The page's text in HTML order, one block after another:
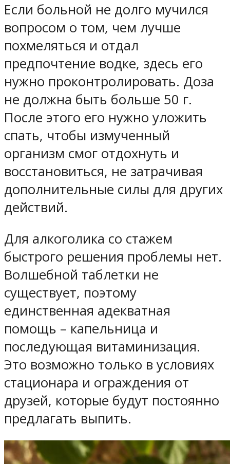
Если больной не долго мучился
вопросом о том, чем лучше
похмеляться и отдал
предпочтение водке, здесь его
нужно проконтролировать. Доза
не должна быть больше 50 г.
После этого его нужно уложить
спать, чтобы измученный
организм смог отдохнуть и
восстановиться, не затрачивая
дополнительные силы для других
действий.
Для алкоголика со стажем
быстрого решения проблемы нет.
Волшебной таблетки не
существует, поэтому
единственная адекватная
помощь – капельница и
последующая витаминизация.
Это возможно только в условиях
стационара и ограждения от
друзей, которые будут постоянно
предлагать выпить.